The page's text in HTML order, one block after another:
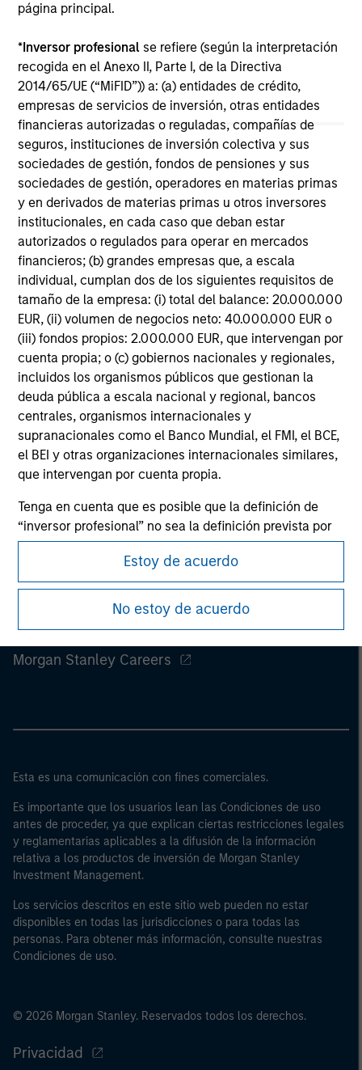
página principal.
*Inversor profesional se refiere (según la interpretación
recogida en el Anexo II, Parte I, de la Directiva
2014/65/UE (“MiFID”)) a: (a) entidades de crédito,
empresas de servicios de inversión, otras entidades
financieras autorizadas o reguladas, compañías de
seguros, instituciones de inversión colectiva y sus
sociedades de gestión, fondos de pensiones y sus
sociedades de gestión, operadores en materias primas
y en derivados de materias primas u otros inversores
institucionales, en cada caso que deban estar
autorizados o regulados para operar en mercados
financieros; (b) grandes empresas que, a escala
individual, cumplan dos de los siguientes requisitos de
tamaño de la empresa: (i) total del balance: 20.000.000
EUR, (ii) volumen de negocios neto: 40.000.000 EUR o
(iii) fondos propios: 2.000.000 EUR, que intervengan por
cuenta propia; o (c) gobiernos nacionales y regionales,
incluidos los organismos públicos que gestionan la
deuda pública a escala nacional y regional, bancos
centrales, organismos internacionales y
supranacionales como el Banco Mundial, el FMI, el BCE,
el BEI y otras organizaciones internacionales similares,
que intervengan por cuenta propia.
Tenga en cuenta que es posible que la definición de
“inversor profesional” no sea la definición prevista por
el regulador del país de origen desde el cual se accede
Estoy de acuerdo
No estoy de acuerdo
May not represent all Team Members.
The information on this page is for informational
purposes only. The information contained herein does
not constitute and should not be construed as an
offering of advisory services or an offer to sell or a
solicitation of an offer to buy any securities in any
jurisdiction in which such offer or solicitation,
purchase or sale would be unlawful under the
securities, insurance or other laws of such jurisdiction.
All investing involves risks, including a loss of principal.
Please refer to the strategy detail page for important
information on the strategy, including additional risk
considerations.
Morgan Stanley
Morgan Stanley Careers
Esta es una comunicación con fines comerciales.
Es importante que los usuarios lean las Condiciones de uso
antes de proceder, ya que explican ciertas restricciones legales
y reglamentarias aplicables a la difusión de la información
relativa a los productos de inversión de Morgan Stanley
Investment Management.
Los servicios descritos en este sitio web pueden no estar
disponibles en todas las jurisdicciones o para todas las
personas. Para obtener más información, consulte nuestras
Condiciones de uso.
© 2026 Morgan Stanley. Reservados todos los derechos.
Privacidad